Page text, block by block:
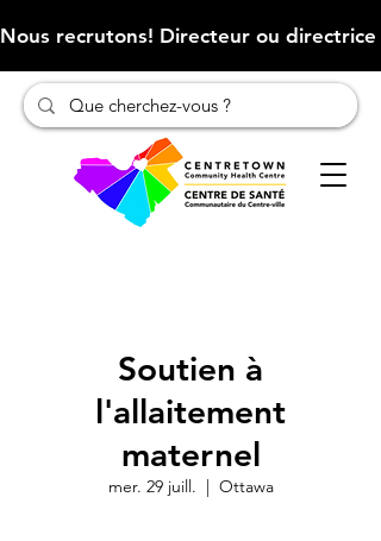
Nous recrutons! Directeur ou
Soutien à
l'allaitement
maternel
mer. 29 juill.
  |
Ottawa